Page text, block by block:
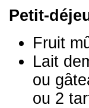
Petit-
Fruit
Lait
ou
ou 2